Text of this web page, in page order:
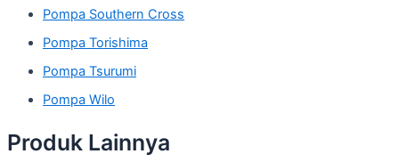
Pompa Southern Cross
Pompa Torishima
Pompa Tsurumi
Pompa Wilo
Produk Lainnya